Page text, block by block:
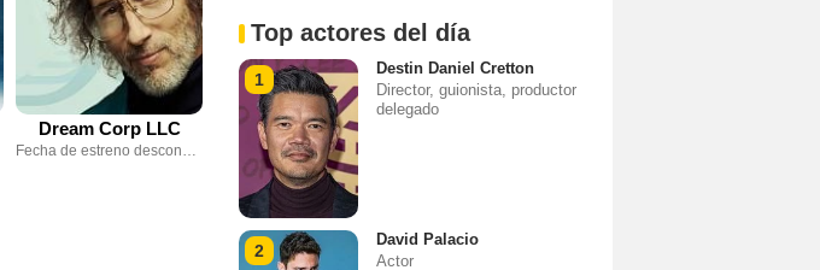
Dream Corp LLC
Fecha de estreno desconocida
Top actores del día
1
Destin Daniel Cretton
Director, guionista, productor
delegado
2
David Palacio
Actor